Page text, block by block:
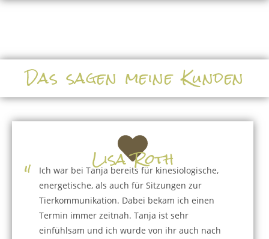
Das sagen meine Kunden
Lisa Roth
"
Ich war bei Tanja bereits für kinesiologische,
energetische, als auch für Sitzungen zur
Tierkommunikation. Dabei bekam ich einen
Termin immer zeitnah. Tanja ist sehr
einfühlsam und ich wurde von ihr auch nach